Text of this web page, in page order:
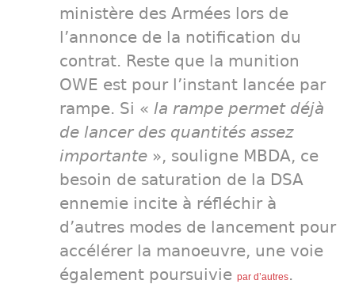
ministère des Armées lors de
l’annonce de la notification du
contrat. Reste que la munition
OWE est pour l’instant lancée par
rampe. Si « la rampe permet déjà
de lancer des quantités assez
importante », souligne MBDA, ce
besoin de saturation de la DSA
ennemie incite à réfléchir à
d’autres modes de lancement pour
accélérer la manoeuvre, une voie
également poursuivie par d’autres.